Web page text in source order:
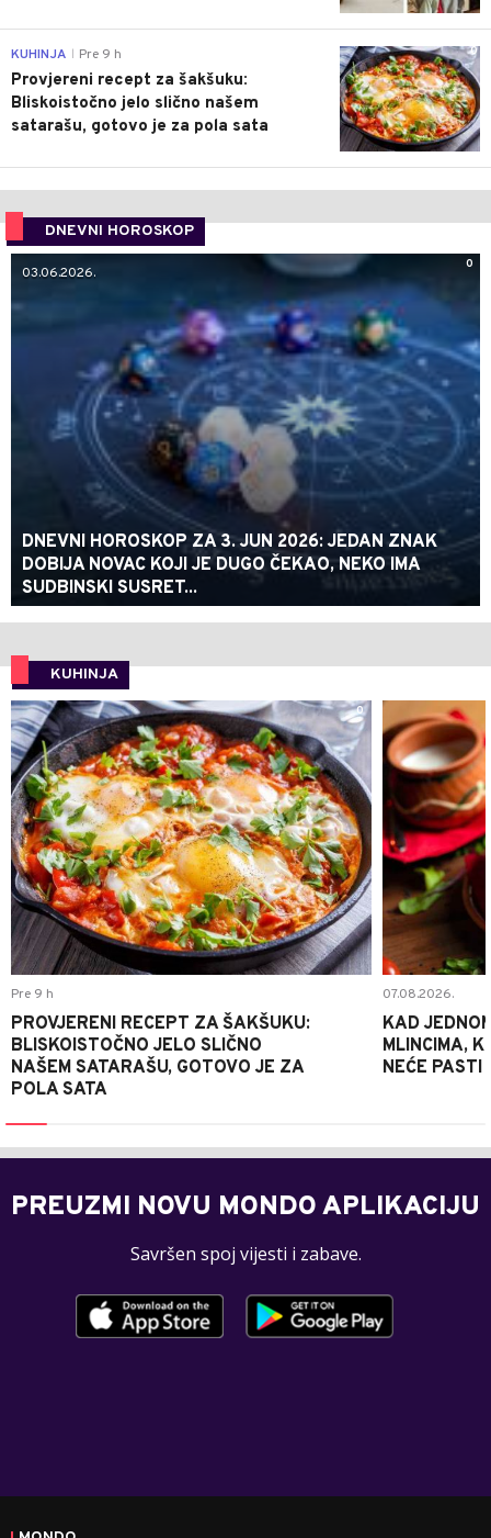
0
KUHINJA Pre 9 h
Provjereni recept za šakšuku:
Bliskoistočno jelo slično našem
satarašu, gotovo je za pola sata
DNEVNI HOROSKOP
0
03.06.2026.
DNEVNI HOROSKOP ZA 3. JUN 2026: JEDAN ZNAK
DOBIJA NOVAC KOJI JE DUGO ČEKAO, NEKO IMA
SUDBINSKI SUSRET...
KUHINJA
0
Pre 9 h
PROVJERENI RECEPT ZA ŠAKŠUKU:
BLISKOISTOČNO JELO SLIČNO
NAŠEM SATARAŠU, GOTOVO JE ZA
POLA SATA
07.08.2026.
KAD
MLINCIMA,
NEĆE PASTI
PREUZMI NOVU MONDO APLIKACIJU
Savršen spoj vijesti i zabave.